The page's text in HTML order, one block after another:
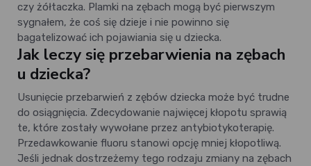
czy żółtaczka. Plamki na zębach mogą być pierwszym
sygnałem, że coś się dzieje i nie powinno się
bagatelizować ich pojawiania się u dziecka.
Jak leczy się przebarwienia na zębach
u dziecka?
Usunięcie przebarwień z zębów dziecka może być trudne
do osiągnięcia. Zdecydowanie najwięcej kłopotu sprawią
te, które zostały wywołane przez antybiotykoterapię.
Przedawkowanie fluoru stanowi opcję mniej kłopotliwą.
Jeśli jednak dostrzeżemy tego rodzaju zmiany na zębach